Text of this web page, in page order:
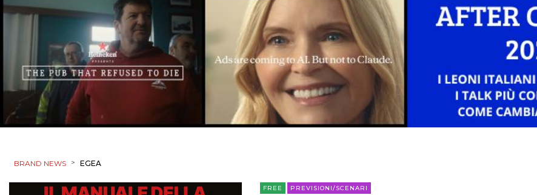
EDITORIA
ESTERNA
RADIO / AUDIO
TV
BRAND NEWS > EGEA
FREE PREVISIONI/SCENARI